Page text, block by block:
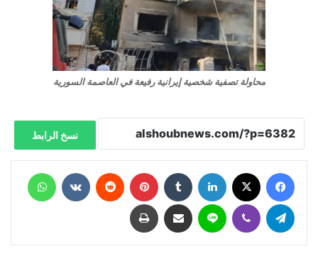
محاولة تصفية شخصية إيرانية رفيعة في العاصمة السورية
نسخ الرابط